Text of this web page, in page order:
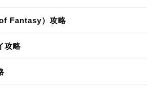
Fantasy）攻略
攻略